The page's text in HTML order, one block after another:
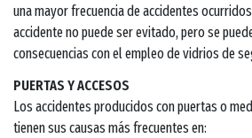
una mayor frecuencia de accidentes
accidente no puede ser evitado, pero se
consecuencias con el empleo de vidrios de
PUERTAS Y ACCESOS
Los accidentes producidos con puertas o
tienen sus causas más frecuentes en: